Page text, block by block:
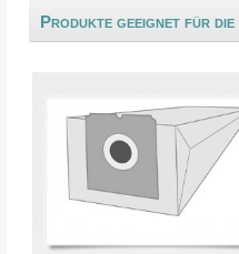
Produkte geeignet für